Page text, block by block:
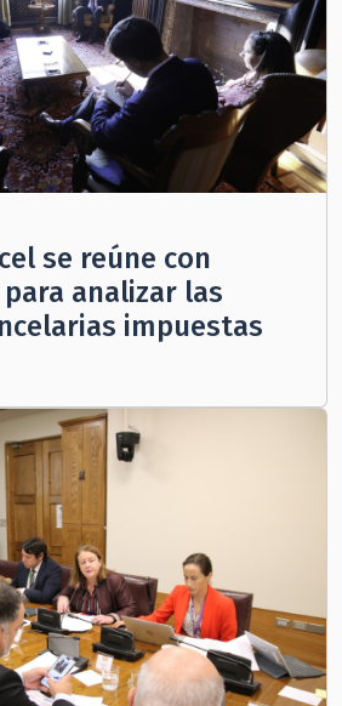
se reúne con
analizar las
impuestas